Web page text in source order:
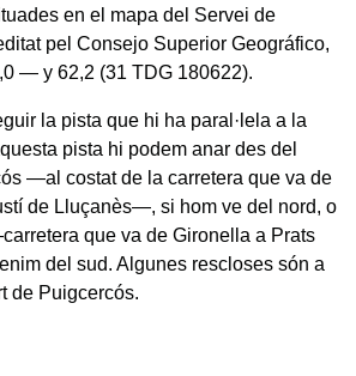
en el mapa del Servei de
pel Consejo Superior Geográfico,
— y 62,2 (31 TDG 180622).
la pista que hi ha paral·lela a la
pista hi podem anar des del
—al costat de la carretera que va de
de Lluçanès—, si hom ve del nord, o
que va de Gironella a Prats
del sud. Algunes rescloses són a
de Puigcercós.